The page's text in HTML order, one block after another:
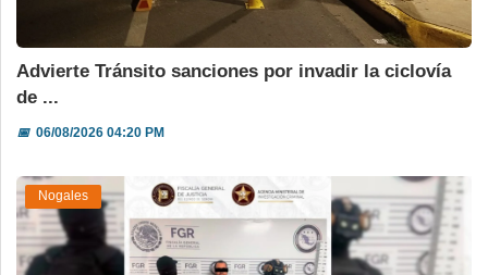
Advierte Tránsito sanciones por invadir la ciclovía
de ...
📅06/08/2026 04:20 PM
Nogales